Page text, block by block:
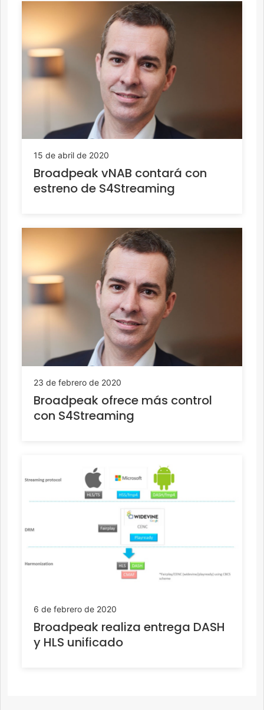
15 de abril de 2020
Broadpeak vNAB contará con
estreno de S4Streaming
23 de febrero de 2020
Broadpeak ofrece más control
con S4Streaming
6 de febrero de 2020
Broadpeak realiza entrega DASH
y HLS unificado